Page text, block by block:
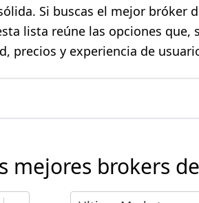
Si buscas el mejor bróker
lista reúne las opciones
precios y experiencia de
mejores brokers